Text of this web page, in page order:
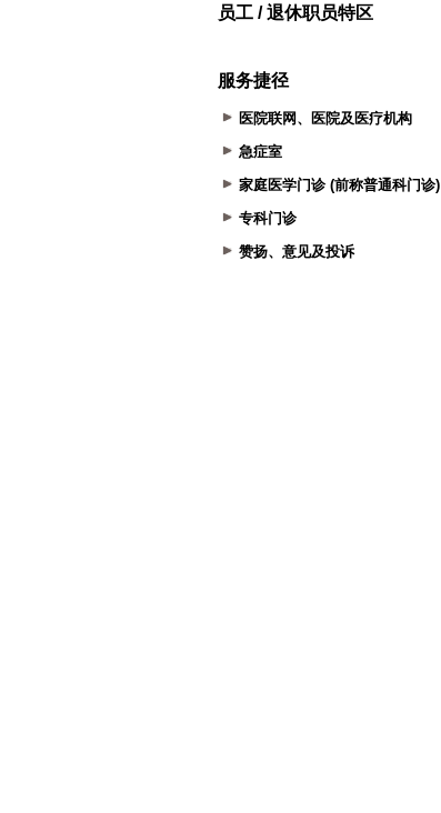
员工 / 退休职员特区
服务捷径
医院联网、医院及医疗机构
急症室
家庭医学门诊 (前称普通科门诊)
专科门诊
赞扬、意见及投诉